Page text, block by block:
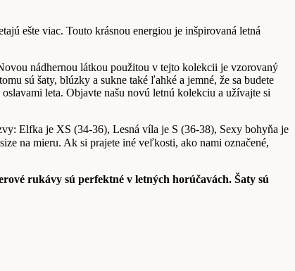
ešte viac. Touto krásnou energiou je inšpirovaná letná
nádhernou látkou použitou v tejto kolekcii je vzorovaný
sú šaty, blúzky a sukne také ľahké a jemné, že sa budete
leta. Objavte našu novú letnú kolekciu a užívajte si
Elfka je XS (34-36), Lesná víla je S (36-38), Sexy bohyňa je
na mieru. Ak si prajete iné veľkosti, ako nami označené,
rukávy sú perfektné v letných horúčavách. Šaty sú